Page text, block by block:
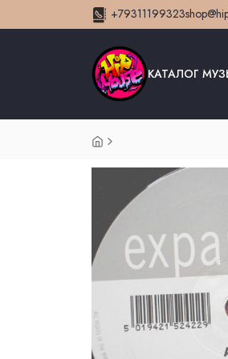
+79311199323
КАТАЛОГ